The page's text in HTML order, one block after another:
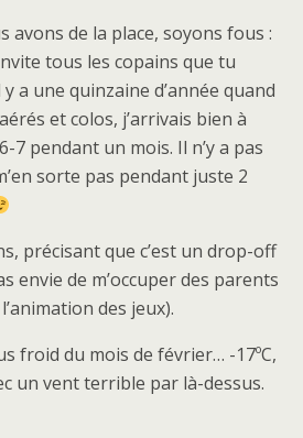
avons de la place, soyons fous :
tous les copains que tu
a une quinzaine d’année quand
et colos, j’arrivais bien à
7 pendant un mois. Il n’y a pas
sorte pas pendant juste 2
précisant que c’est un drop-off
envie de m’occuper des parents
des jeux).
froid du mois de février… -17ºC,
un vent terrible par là-dessus.